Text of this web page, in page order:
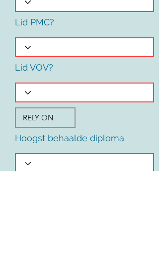
Lid PMC?
Lid VOV?
Hoogst behaalde diploma